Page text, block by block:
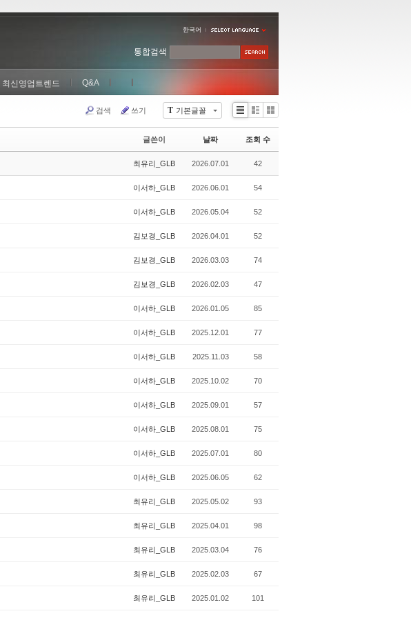
한국어
최신영업트렌드 Q&A
통합검색
T 기본글꼴
검색 쓰기
Li
Zi
e
G
le
글쓴이 날짜 조회 수
최유리_GLB 2026.07.01 42
이서하_GLB 2026.06.01 54
이서하_GLB 2026.05.04 52
김보경_GLB 2026.04.01 52
김보경_GLB 2026.03.03 74
김보경_GLB 2026.02.03 47
이서하_GLB 2026.01.05 85
이서하_GLB 2025.12.01 77
이서하_GLB 2025.11.03 58
이서하_GLB 2025.10.02 70
이서하_GLB 2025.09.01 57
이서하_GLB 2025.08.01 75
이서하_GLB 2025.07.01 80
이서하_GLB 2025.06.05 62
최유리_GLB 2025.05.02 93
최유리_GLB 2025.04.01 98
최유리_GLB 2025.03.04 76
최유리_GLB 2025.02.03 67
최유리_GLB 2025.01.02 101